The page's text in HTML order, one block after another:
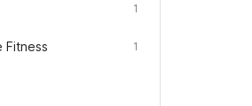
1
Fitness 1